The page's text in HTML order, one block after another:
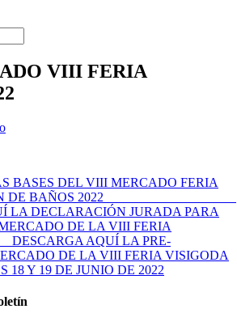
VIII FERIA
BASES DEL VIII MERCADO FERIA
JUAN DE BAÑOS 2022
LA DECLARACIÓN JURADA PARA
DE LA VIII FERIA
AQUÍ LA PRE-
DE LA VIII FERIA VISIGODA
18 Y 19 DE JUNIO DE 2022